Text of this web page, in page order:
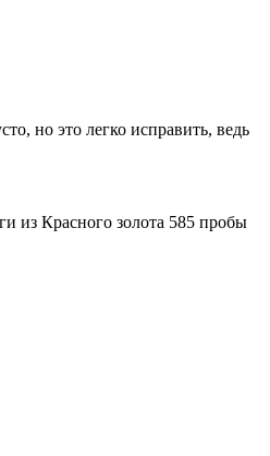
но это легко исправить, ведь
из Красного золота 585 пробы